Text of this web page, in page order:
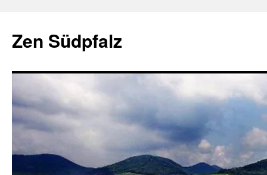
springen
Zen Südpfalz